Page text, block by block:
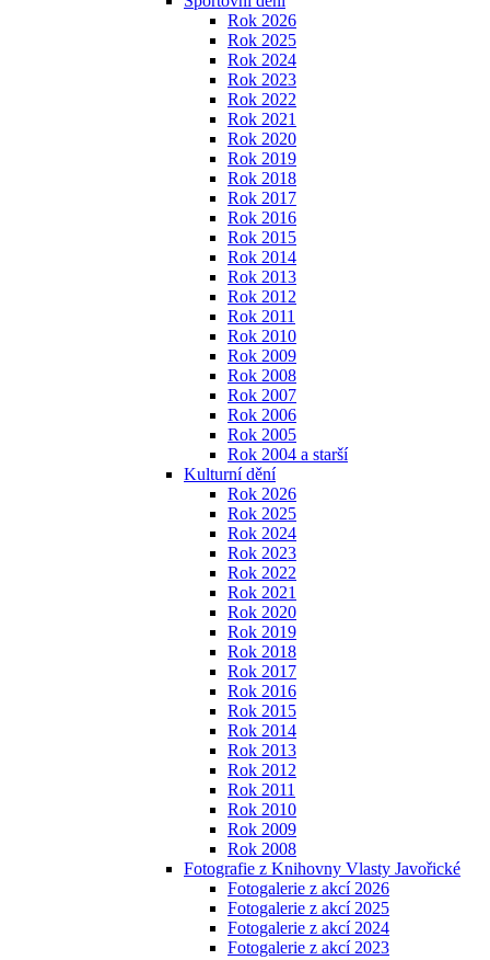
Rok 2026
Rok 2025
Rok 2024
Rok 2023
Rok 2022
Rok 2021
Rok 2020
Rok 2019
Rok 2018
Rok 2017
Rok 2016
Rok 2015
Rok 2014
Rok 2013
Rok 2012
Rok 2011
Rok 2010
Rok 2009
Rok 2008
Rok 2007
Rok 2006
Rok 2005
Rok 2004 a starší
Kulturní dění
Rok 2026
Rok 2025
Rok 2024
Rok 2023
Rok 2022
Rok 2021
Rok 2020
Rok 2019
Rok 2018
Rok 2017
Rok 2016
Rok 2015
Rok 2014
Rok 2013
Rok 2012
Rok 2011
Rok 2010
Rok 2009
Rok 2008
Fotografie z Knihovny Vlasty Javořické
Fotogalerie z akcí 2026
Fotogalerie z akcí 2025
Fotogalerie z akcí 2024
Fotogalerie z akcí 2023